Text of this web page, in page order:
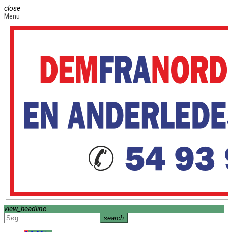
close
Menu
view_headline
search